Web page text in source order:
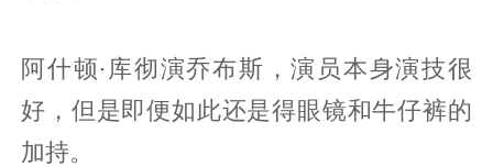
阿什顿·库彻演乔布斯，演员本身演技很
好，但是即便如此还是得眼镜和牛仔裤的
加持。